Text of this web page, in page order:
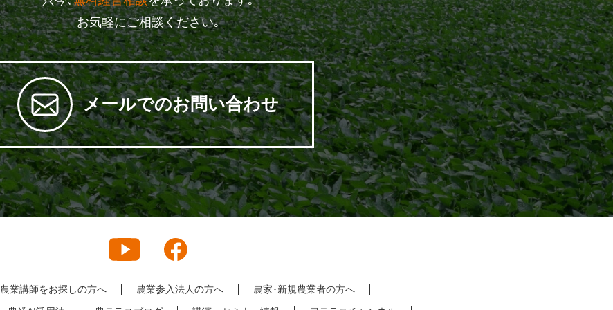
お気軽にご相談ください｡
メールでのお問い合わせ
農業講師をお探しの方へ 農業参入法人の方へ
農家･新規農業者の方へ